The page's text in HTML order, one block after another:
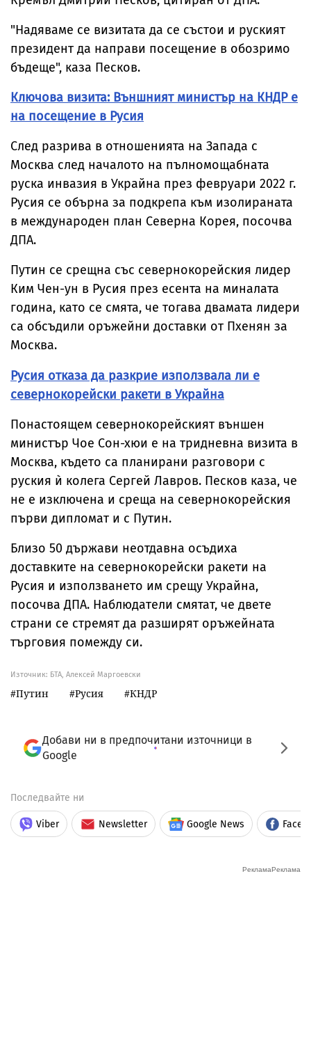
"Надяваме се визитата да се състои и руският
президент да направи посещение в обозримо
бъдеще", каза Песков.
Ключова визита: Външният министър на КНДР е
на посещение в Русия
След разрива в отношенията на Запада с
Москва след началото на пълномощабната
руска инвазия в Украйна през февруари 2022 г.
Русия се обърна за подкрепа към изолираната
в международен план Северна Корея, посочва
ДПА.
Путин се срещна със севернокорейския лидер
Ким Чен-ун в Русия през есента на миналата
година, като се смята, че тогава двамата лидери
са обсъдили оръжейни доставки от Пхенян за
Москва.
Русия отказа да разкрие използвала ли е
севернокорейски ракети в Украйна
Понастоящем севернокорейският външен
министър Чое Сон-хюи е на тридневна визита в
Москва, където са планирани разговори с
руския ѝ колега Сергей Лавров. Песков каза, че
не е изключена и среща на севернокорейския
първи дипломат и с Путин.
Близо 50 държави неотдавна осъдиха
доставките на севернокорейски ракети на
Русия и използването им срещу Украйна,
посочва ДПА. Наблюдатели смятат, че двете
страни се стремят да разширят оръжейната
търговия помежду си.
Източник: БТА, Алексей Маргоевски
Путин Русия КНДР
Добави ни в предпочитани източници в
Google
Последвайте ни
Viber Newsletter Google News